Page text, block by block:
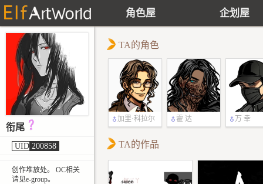
角色屋 企划屋
衔尾
UID 200858
创作堆放处。 OC相关
请见e-group。
TA的角色
加里·科拉尔 霍 达 万 幸
TA的作品